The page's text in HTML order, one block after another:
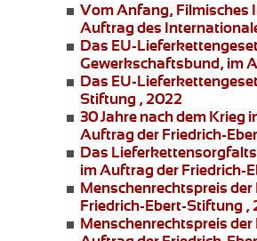
Vom Anfang, Filmisches
Auftrag des
Das EU-
Gewerkschaftsbund, im
Das EU-
Stiftung , 2022
30 Jahre nach dem Krieg
Auftrag der Friedrich-
Das
im Auftrag der Friedrich-
Menschenrechtspreis der
Friedrich-Ebert-Stiftung ,
Menschenrechtspreis der